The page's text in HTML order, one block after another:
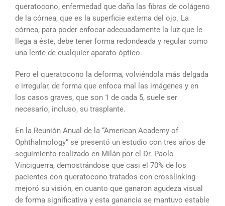
queratocono, enfermedad que daña las fibras de colágeno
de la córnea, que es la superficie externa del ojo. La
córnea, para poder enfocar adecuadamente la luz que le
llega a éste, debe tener forma redondeada y regular como
una lente de cualquier aparato óptico.
Pero el queratocono la deforma, volviéndola más delgada
e irregular, de forma que enfoca mal las imágenes y en
los casos graves, que son 1 de cada 5, suele ser
necesario, incluso, su trasplante.
En la Reunión Anual de la “American Academy of
Ophthalmology” se presentó un estudio con tres años de
seguimiento realizado en Milán por el Dr. Paolo
Vinciguerra, demostrándose que casi el 70% de los
pacientes con queratocono tratados con crosslinking
mejoró su visión, en cuanto que ganaron agudeza visual
de forma significativa y esta ganancia se mantuvo estable